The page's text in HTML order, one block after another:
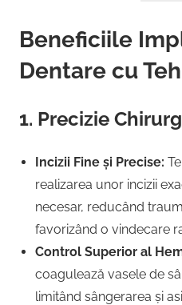
Beneficiile
Dentare cu
1. Precizie
Incizii Fine și Precise:
realizarea unor incizii
necesar, reducând
favorizând o vindecare
Control Superior al
coagulează vasele de
limitând sângerarea și